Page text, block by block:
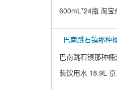
600mL*24瓶 淘
巴南跳石镇那种
巴南跳石镇那种
装饮用水 18.9L